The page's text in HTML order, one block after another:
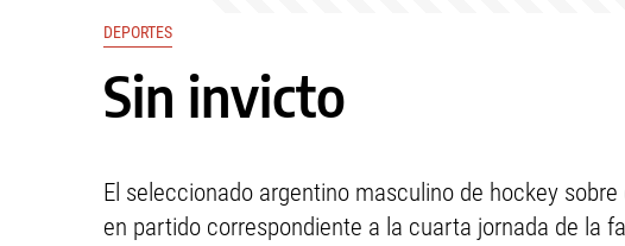
DEPORTES
Sin invicto
El seleccionado argentino masculino de hockey
en partido correspondiente a la cuarta jornada de la